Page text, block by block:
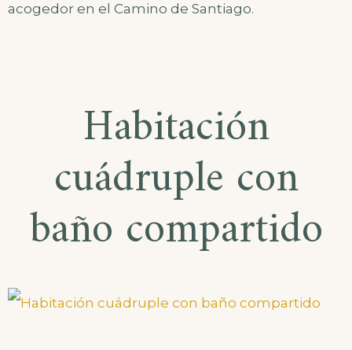
acogedor en el Camino de Santiago.
Habitación
cuádruple con
baño compartido